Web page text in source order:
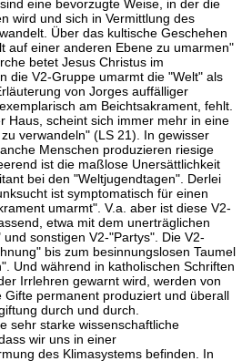
eine bevorzugte Weise, in der die
wird und sich in Vermittlung des
Über das kultische Geschehen
auf einer anderen Ebene zu umarmen"
betet Jesus Christus im
die V2-Gruppe umarmt die "Welt" als
von Jorges auffälliger
am Beichtsakrament, fehlt.
Haus, scheint sich immer mehr in eine
verwandeln" (LS 21). In gewisser
Menschen produzieren riesige
ist die maßlose Unersättlichkeit
bei den "Weltjugendtagen". Derlei
ist symptomatisch für einen
umarmt". V.a. aber ist diese V2-
etwa mit dem unerträglichen
sonstigen V2-"Partys". Die V2-
bis zum besinnungslosen Taumel
Und während in katholischen Schriften
Irrlehren gewarnt wird, werden von
permanent produziert und überall
durch und durch.
sehr starke wissenschaftliche
wir uns in einer
des Klimasystems befinden. In